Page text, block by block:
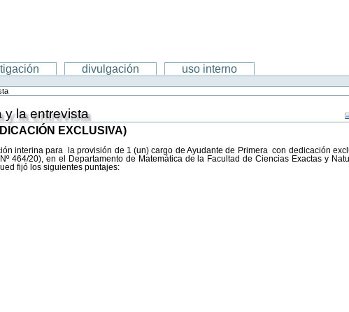
divulgación uso interno
y la entrevista
EXCLUSIVA)
interina para la provisión de 1 (un) cargo de Ayudante de Primera con dedicación
464/20), en el Departamento de Matemática de la Facultad de Ciencias Exactas y
fijó los siguientes puntajes: